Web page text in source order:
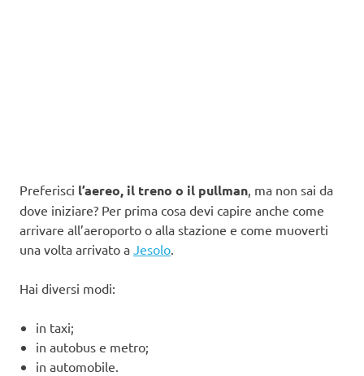
Preferisci l’aereo, il treno o il pullman, ma non sai da
dove iniziare? Per prima cosa devi capire anche come
arrivare all’aeroporto o alla stazione e come muoverti
una volta arrivato a Jesolo.
Hai diversi modi:
in taxi;
in autobus e metro;
in automobile.